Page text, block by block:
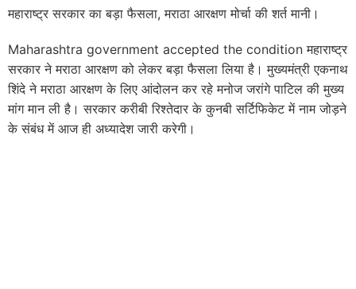
महाराष्ट्र सरकार का बड़ा फैसला, मराठा आरक्षण मोर्चा की शर्त मानी।
Maharashtra government accepted the condition महाराष्ट्र
सरकार ने मराठा आरक्षण को लेकर बड़ा फैसला लिया है। मुख्यमंत्री एकनाथ
शिंदे ने मराठा आरक्षण के लिए आंदोलन कर रहे मनोज जरांगे पाटिल की मुख्य
मांग मान ली है। सरकार करीबी रिश्तेदार के कुनबी सर्टिफिकेट में नाम जोड़ने
के संबंध में आज ही अध्यादेश जारी करेगी।